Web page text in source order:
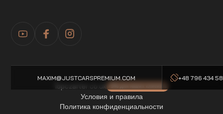
MAXIM@JUSTCARSPREMIUM.COM +48 796 434
Политика конфиденциальности
Условия и правила
Topczarter.co.uk